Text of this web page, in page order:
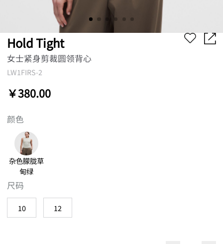
Hold Tight
女士紧身剪裁圆领背心
LW1FIRS-2
￥380.00
颜色
杂色朦胧草
甸绿
尺码
10 12